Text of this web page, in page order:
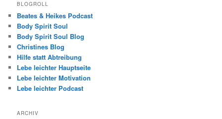
BLOGROLL
Beates & Heikes Podcast
Body Spirit Soul
Body Spirit Soul Blog
Christines Blog
Hilfe statt Abtreibung
Lebe leichter Hauptseite
Lebe leichter Motivation
Lebe leichter Podcast
ARCHIV